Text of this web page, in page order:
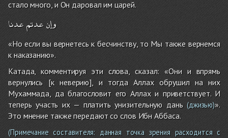
стало много, и Он даровал им царей.
وإنعدتمعدنا
«Но если вы вернетесь к бесчинству, то Мы также вернемся
к наказанию».
Катада, комментируя эти слова, сказал: «Они и впрямь
вернулись [к неверию], и тогда Аллах обрушил на них
Мухаммада, да благословит его Аллах и приветствует. И
теперь участь их — платить унизительную дань(джизью)».
Это мнение также передают со слов Ибн Аббаса.
(Примечание составителя: данная точка зрения расходится с